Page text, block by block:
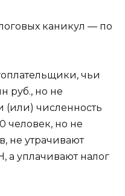
каникул — по
чьи
руб., но не
(или) численность
человек, но не
не утрачивают
а уплачивают налог